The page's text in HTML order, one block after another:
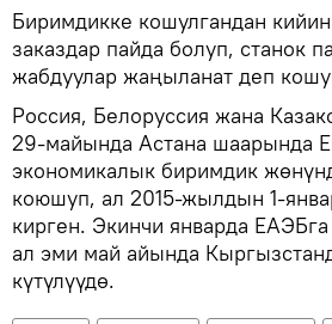
Биримдикке кошулгандан
заказдар пайда болуп, станок
жабдуулар жаңыланат деп
Россия, Белоруссия жана
29-майында Астана шаарында
экономикалык биримдик
коюшуп, ал 2015-жылдын 1-
кирген. Экинчи январда
ал эми май айында
күтүлүүдө.